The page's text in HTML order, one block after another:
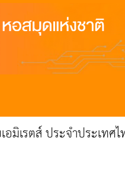
มิเรตส์ ประจำประเท